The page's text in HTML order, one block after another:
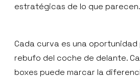
estratégicas de lo que parecen.
Cada curva es una
rebufo del coche de delante.
boxes puede marcar la